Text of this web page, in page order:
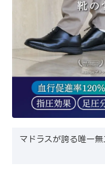
マドラスが誇る唯一